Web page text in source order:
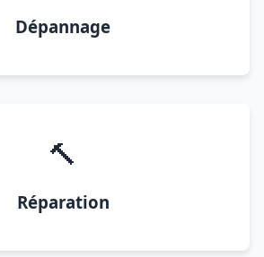
Dépannage
🔨
Réparation